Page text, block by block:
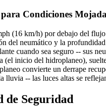
Condiciones
(16 km/h) por debajo del
del neumático y la
cuando sea seguro -- sus
(el inicio del hidroplaneo),
convierte un derrape
lluvia -- las luces altas se
de Seguridad